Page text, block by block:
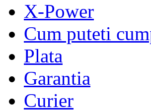
X-Power
Cum puteti
Plata
Garantia
Curier